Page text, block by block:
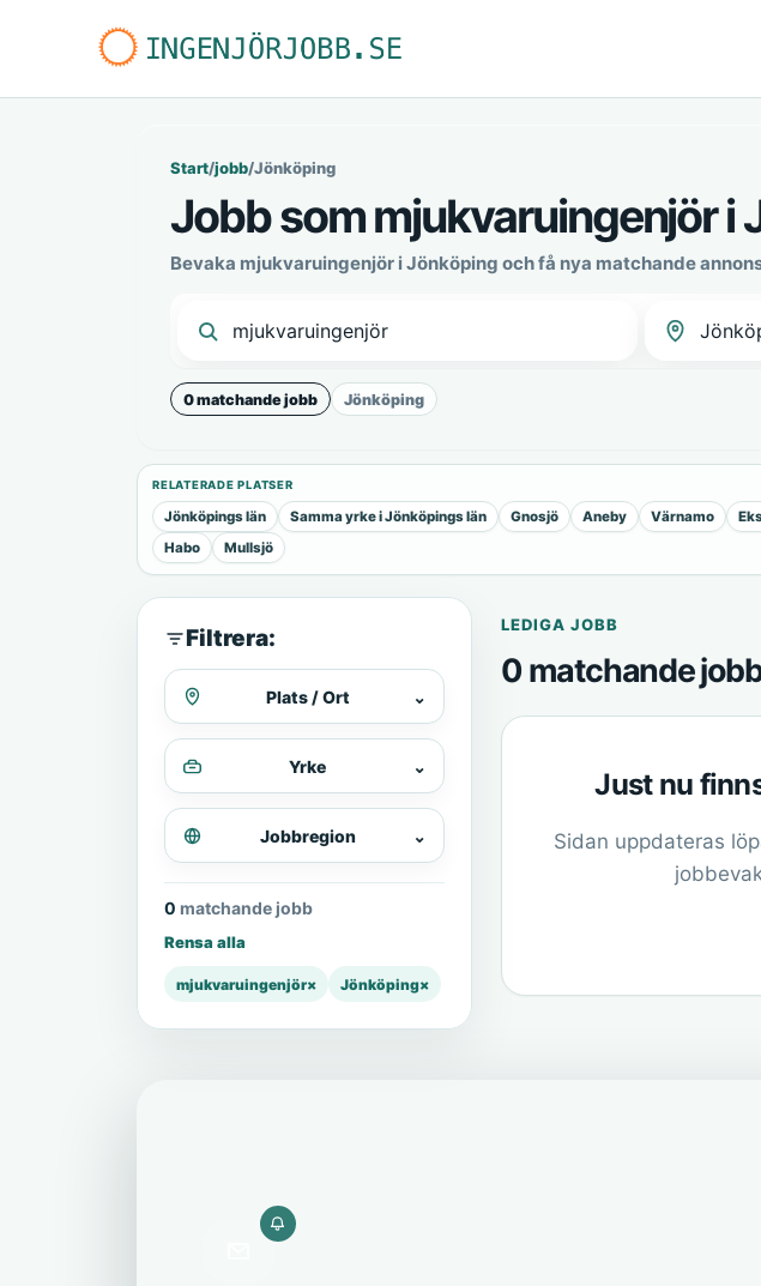
Start/jobb/Jönköping
Jobb som mjukvaruingenjör i
Bevaka mjukvaruingenjör i Jönköping och få nya matchande
0 matchande jobb Jönköping
RELATERADE PLATSER
Jönköpings län Samma yrke i Jönköpings län Gnosjö Aneby Värnamo
Habo
Mullsjö
Filtrera:
Plats / Ort ⌄
Yrke ⌄
Jobbregion ⌄
0 matchande jobb
Rensa alla
mjukvaruingenjör× Jönköping×
LEDIGA JOBB
0 matchande
Just nu
Sidan uppdateras